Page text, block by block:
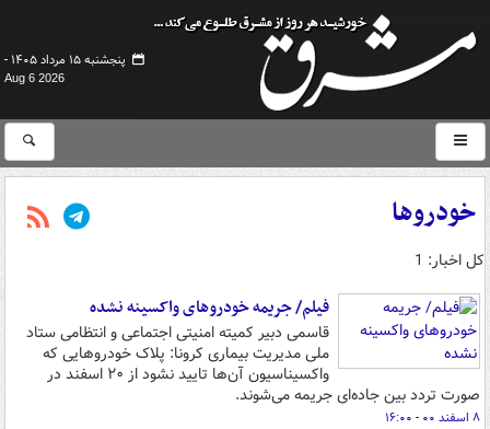
پنجشنبه ۱۵ مرداد ۱۴۰۵ -
Aug 6 2026
خودروها
کل اخبار: 1
فیلم/ جریمه خودروهای واکسینه نشده
قاسمی دبیر کمیته امنیتی اجتماعی و انتظامی ستاد
ملی مدیریت بیماری کرونا: پلاک خودروهایی که
واکسیناسیون آن‌ها تایید نشود از ۲۰ اسفند در
صورت تردد بین جاده‌ای جریمه می‌شوند.
۸ اسفند ۰۰ - ۱۶:۰۰